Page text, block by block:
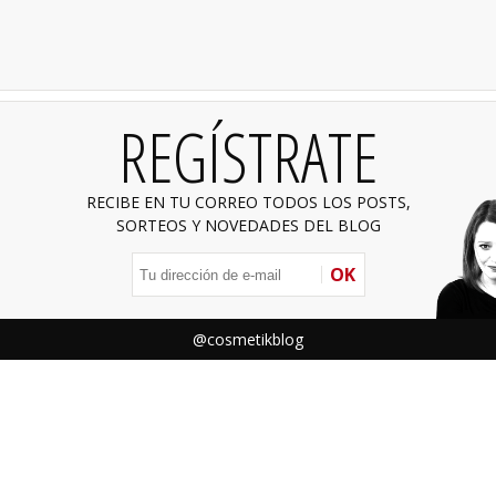
REGÍSTRATE
RECIBE EN TU CORREO TODOS LOS POSTS,
SORTEOS Y NOVEDADES DEL BLOG
OK
@cosmetikblog